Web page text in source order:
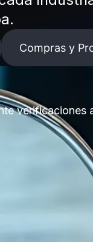
Compras y
verificaciones